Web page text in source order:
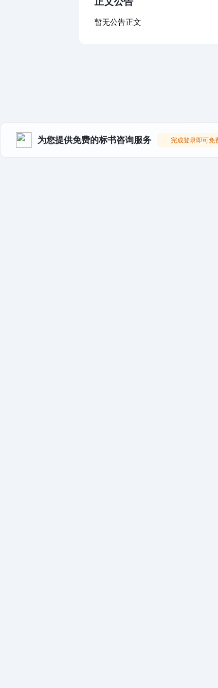
暂无公告正文
为您提供免费的标书咨询服务 完成登录即可免